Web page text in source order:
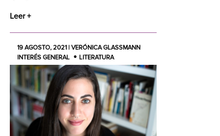
Leer +
19 AGOSTO, 2021 | VERÓNICA GLASSMANN
INTERÉS GENERAL
LITERATURA